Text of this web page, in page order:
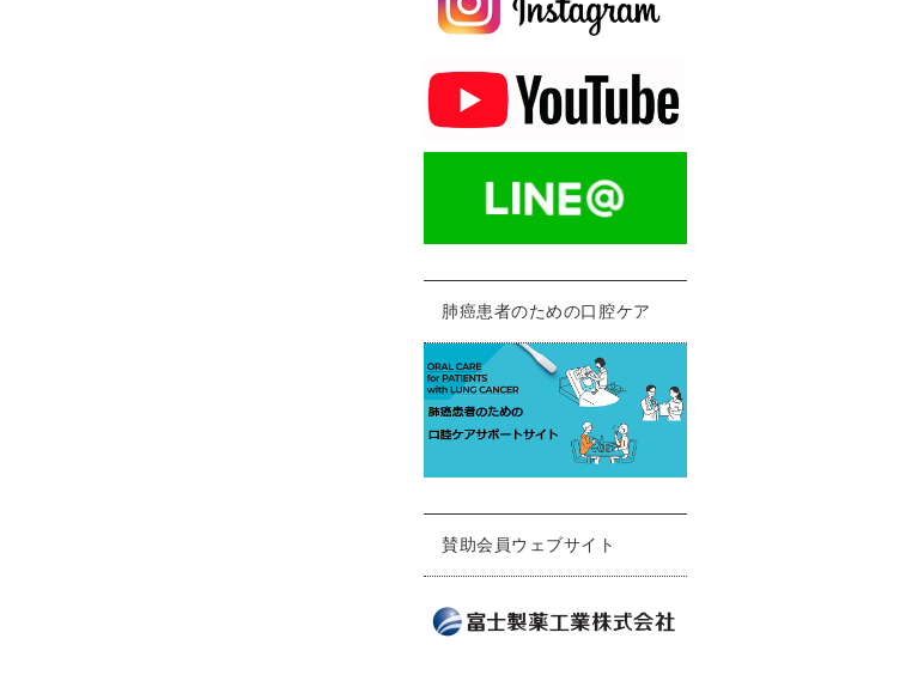
肺癌患者のための口腔ケア
賛助会員ウェブサイト